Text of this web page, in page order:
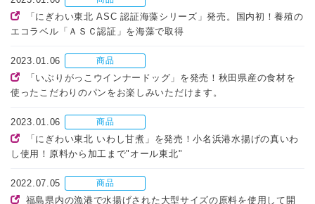
「にぎわい東北 ASC 認証海藻シリーズ」発売。国内初！養殖の
エコラベル「ＡＳＣ認証」を海藻で取得
2023.01.06 商品
「いぶりがっこウインナードッグ」を発売！秋田県産の食材を
使ったこだわりのパンをお楽しみいただけます。
2023.01.06 商品
「にぎわい東北 いわし甘煮」を発売！小名浜港水揚げの真いわ
し使用！原料から加工まで"オール東北"
2022.07.05 商品
福島県内の漁港で水揚げされた大型サイズの原料を使用して開